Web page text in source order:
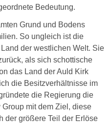
Bedeutung.
Grund und Bodens
So ungleich ist die
der westlichen Welt. Sie
als sich schottische
das Land der Auld Kirk
die Besitzverhältnisse im
die Regierung die
mit dem Ziel, diese
der größere Teil der Erlöse